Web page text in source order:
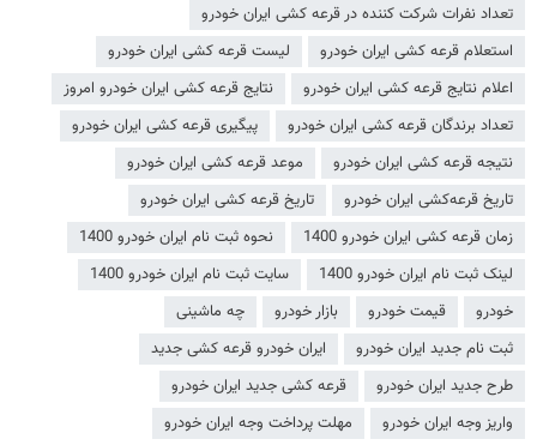
تعداد نفرات شرکت کننده در قرعه کشی ایران خودرو
استعلام قرعه کشی ایران خودرو
لیست قرعه کشی ایران خودرو
اعلام نتایج قرعه کشی ایران خودرو
نتایج قرعه کشی ایران خودرو امروز
تعداد برندگان قرعه کشی ایران خودرو
پیگیری قرعه کشی ایران خودرو
نتیجه قرعه کشی ایران خودرو
موعد قرعه کشی ایران خودرو
تاریخ قرعه‌کشی ایران خودرو
تاریخ قرعه کشی ایران خودرو
زمان قرعه کشی ایران خودرو 1400
نحوه ثبت نام ایران خودرو 1400
لینک ثبت نام ایران خودرو 1400
سایت ثبت نام ایران خودرو 1400
خودرو
قیمت خودرو بازار خودرو
چه ماشینی
ثبت نام جدید ایران خودرو
ایران خودرو قرعه کشی جدید
طرح جدید ایران خودرو
قرعه کشی جدید ایران خودرو
واریز وجه ایران خودرو
مهلت پرداخت وجه ایران خودرو